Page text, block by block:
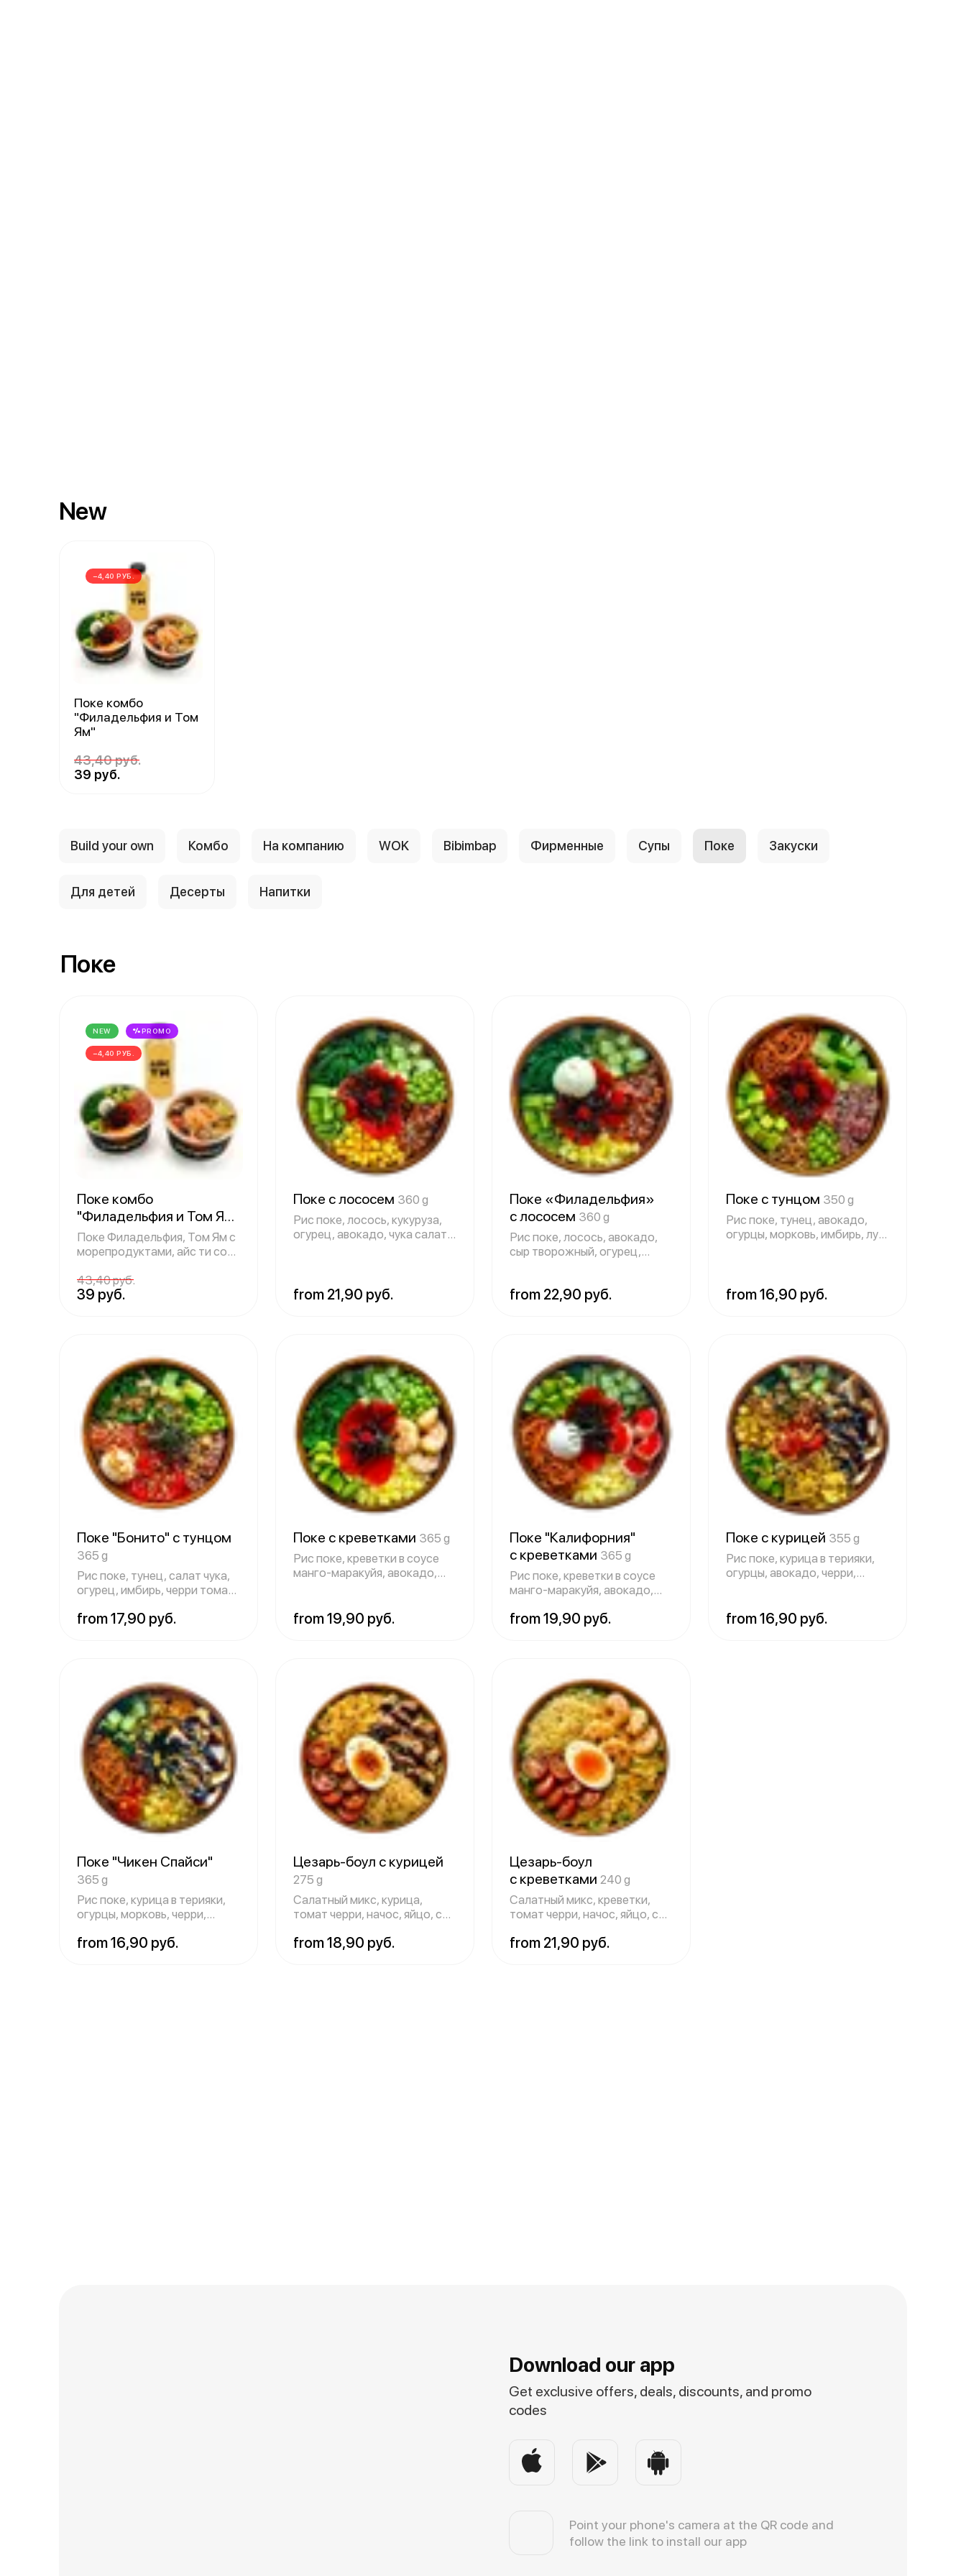
New
−4,40 РУБ.
Поке комбо
"Филадельфия и Том
Ям"
43,40 руб.
39 руб.
Build your own Комбо На компанию WOK Bibimbap Фирменные Супы Поке Закуски
Для детей Десерты Напитки
Поке
NEW PROMO
−4,40 РУБ.
Поке комбо
"Филадельфия и Том Ям"
1065 g
Поке Филадельфия, Том Ям с
морепродуктами, айс ти со
43,40 руб.
39 руб.
Поке с лососем 360 g
Рис поке, лосось, кукуруза,
огурец, авокадо, чука салат,
from 21,90 руб.
Поке «Филадельфия»
с лососем 360 g
Рис поке, лосось, авокадо,
сыр творожный, огурец,
from 22,90 руб.
Поке с тунцом 350 g
Рис поке, тунец, авокадо,
огурцы, морковь, имбирь, лук
from 16,90 руб.
Поке "Бонито" с тунцом
365 g
Рис поке, тунец, салат чука,
огурец, имбирь, черри томат,
from 17,90 руб.
Поке с креветками 365 g
Рис поке, креветки в соусе
манго-маракуйя, авокадо,
from 19,90 руб.
Поке "Калифорния"
с креветками 365 g
Рис поке, креветки в соусе
манго-маракуйя, авокадо,
from 19,90 руб.
Поке с курицей 355 g
Рис поке, курица в терияки,
огурцы, авокадо, черри,
from 16,90 руб.
Поке "Чикен Спайси"
365 g
Рис поке, курица в терияки,
огурцы, морковь, черри,
from 16,90 руб.
Цезарь-боул с курицей
275 g
Салатный микс, курица,
томат черри, начос, яйцо, сыр
from 18,90 руб.
Цезарь-боул
с креветками 240 g
Салатный микс, креветки,
томат черри, начос, яйцо, сыр
from 21,90 руб.
Download our app
Get exclusive offers, deals, discounts, and promo
codes
Point your phone's camera at the QR code and
follow the link to install our app